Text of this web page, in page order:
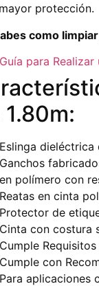
protección.
como
Guía para
1.80m:
Eslinga dieléctrica
Ganchos
en polímero con
Reatas en cinta
Protector de
Cinta con costura
Cumple
Cumple con
Para aplicaciones